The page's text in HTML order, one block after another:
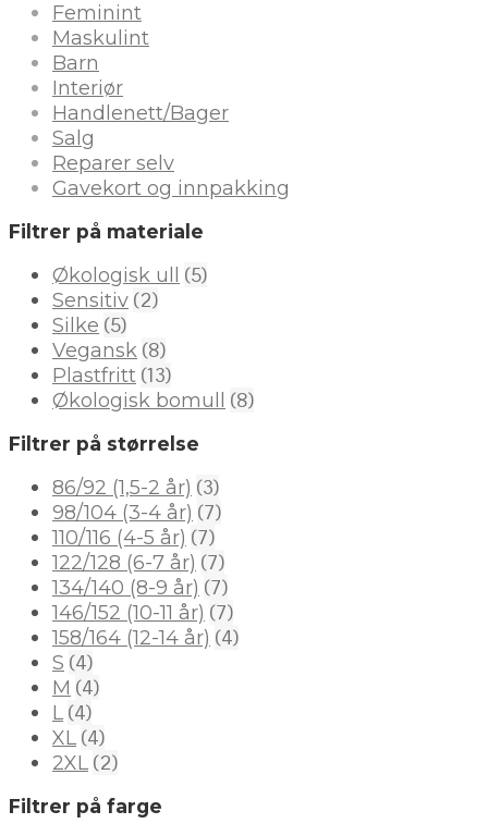
Feminint
Maskulint
Barn
Interiør
Handlenett/Bager
Salg
Reparer selv
Gavekort og innpakking
Filtrer på materiale
Økologisk ull (5)
Sensitiv (2)
Silke (5)
Vegansk (8)
Plastfritt (13)
Økologisk bomull (8)
Filtrer på størrelse
86/92 (1,5-2 år) (3)
98/104 (3-4 år) (7)
110/116 (4-5 år) (7)
122/128 (6-7 år) (7)
134/140 (8-9 år) (7)
146/152 (10-11 år) (7)
158/164 (12-14 år) (4)
S (4)
M (4)
L (4)
XL (4)
2XL (2)
Filtrer på farge